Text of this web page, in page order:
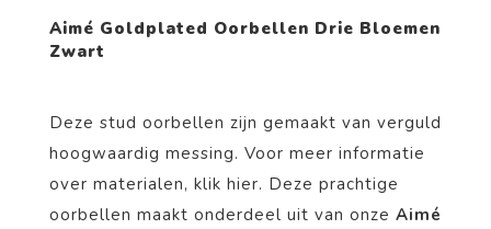
Aimé Goldplated Oorbellen Drie Bloemen
Zwart
Deze stud oorbellen zijn gemaakt van verguld
hoogwaardig messing. Voor meer informatie
over materialen, klik hier. Deze prachtige
oorbellen maakt onderdeel uit van onze Aimé